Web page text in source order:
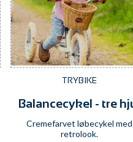
TRYBIKE
Balancecykel - tre
Cremefarvet løbecykel med
retrolook.